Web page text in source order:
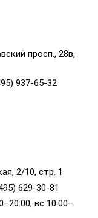
просп., 28в,
937-65-32
2/10, стр. 1
629-30-81
вс 10:00–